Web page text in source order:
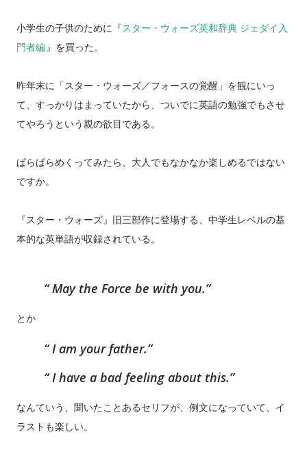
小学生の子供のために『スター・ウォーズ英和辞典 ジェダイ入
門者編』を買った。
昨年末に「スター・ウォーズ／フォースの覚醒」を観にいっ
て、すっかりはまっていたから、ついでに英語の勉強でもさせ
てやろうという親の欲目である。
ぱらぱらめくってみたら、大人でもなかなか楽しめるではない
ですか。
『スター・ウォーズ』旧三部作に登場する、中学生レベルの基
本的な英単語が収録されている。
May the Force be with you.
とか
I am your father.
I have a bad feeling about this.
なんていう、聞いたことあるセリフが、例文になっていて、イ
ラストも楽しい。